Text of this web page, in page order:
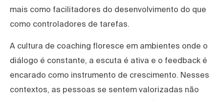
mais como facilitadores do desenvolvimento do que
como controladores de tarefas.
A cultura de coaching floresce em ambientes onde o
diálogo é constante, a escuta é ativa e o feedback é
encarado como instrumento de crescimento. Nesses
contextos, as pessoas se sentem valorizadas não